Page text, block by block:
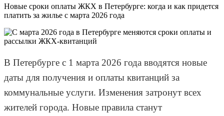
Новые сроки оплаты ЖКХ в Петербурге: когда и как придется
платить за жилье с марта 2026 года
В Петербурге с 1 марта 2026 года вводятся новые
даты для получения и оплаты квитанций за
коммунальные услуги. Изменения затронут всех
жителей города. Новые правила станут